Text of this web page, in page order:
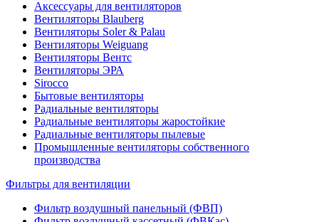
Аксессуары для вентиляторов
Вентиляторы Blauberg
Вентиляторы Soler & Palau
Вентиляторы Weiguang
Вентиляторы Вентс
Вентиляторы ЭРА
Sirocco
Бытовые вентиляторы
Радиальные вентиляторы
Радиальные вентиляторы жаростойкие
Радиальные вентиляторы пылевые
Промышленные вентиляторы собственного
производства
Фильтры для вентиляции
Фильтр воздушный панельный (ФВП)